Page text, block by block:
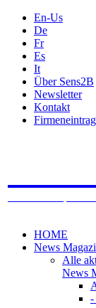
En-Us
De
Fr
Es
It
Über Sens2B
Newsletter
Kontakt
HOME
News
Alle
News
-